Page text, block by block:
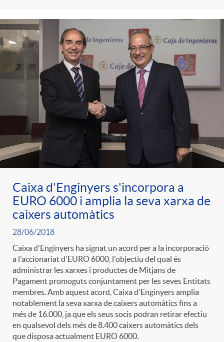
Caixa d'Enginyers s'incorpora a
EURO 6000 i amplia la seva xarxa de
caixers automàtics
28/06/2018
Caixa d'Enginyers ha signat un acord per a la incorporació
a l'accionariat d'EURO 6000, l'objectiu del qual és
administrar les xarxes i productes de Mitjans de
Pagament promoguts conjuntament per les seves Entitats
membres. Amb aquest acord, Caixa d'Enginyers amplia
notablement la seva xarxa de caixers automàtics fins a
més de 16.000, ja que els seus socis podran retirar efectiu
en qualsevol dels més de 8.400 caixers automàtics dels
que disposa actualment EURO 6000.